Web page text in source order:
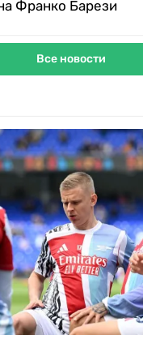
Франко Барези
Все новости